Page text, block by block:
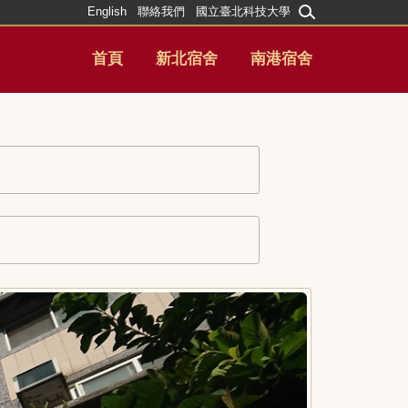
首頁 新北宿舍 南港宿舍
English 聯絡我們 國立臺北科技大學